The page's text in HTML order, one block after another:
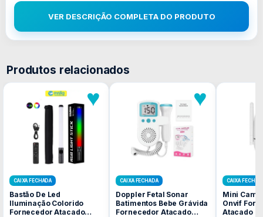
VER DESCRIÇÃO COMPLETA DO PRODUTO
Produtos relacionados
♥
CAIXA FECHADA
Bastão De Led
Iluminação Colorido
Fornecedor Atacado
♥
CAIXA FECHADA
Doppler Fetal Sonar
Batimentos Bebe Grávida
Fornecedor Atacado
CAIXA
Mini
Onvif
Atacado